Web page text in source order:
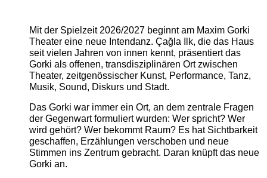
Mit der Spielzeit 2026/2027 beginnt am Maxim Gorki
Theater eine neue Intendanz. Çağla Ilk, die das Haus
seit vielen Jahren von innen kennt, präsentiert das
Gorki als offenen, transdisziplinären Ort zwischen
Theater, zeitgenössischer Kunst, Performance, Tanz,
Musik, Sound, Diskurs und Stadt.
Das Gorki war immer ein Ort, an dem zentrale Fragen
der Gegenwart formuliert wurden: Wer spricht? Wer
wird gehört? Wer bekommt Raum? Es hat Sichtbarkeit
geschaffen, Erzählungen verschoben und neue
Stimmen ins Zentrum gebracht. Daran knüpft das neue
Gorki an.